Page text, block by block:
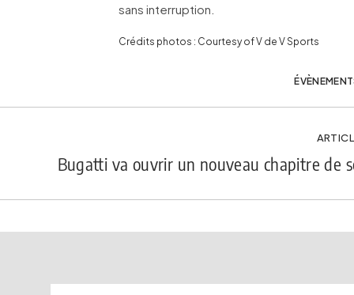
sans interruption.
Crédits photos : Courtesy of V de V Sports
Bugatti va ouvrir un nouveau chapitre de